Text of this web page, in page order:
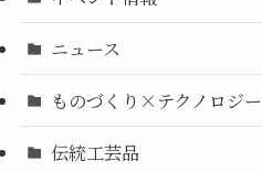
ニュース
ものづくり×テクノロジー
伝統工芸品